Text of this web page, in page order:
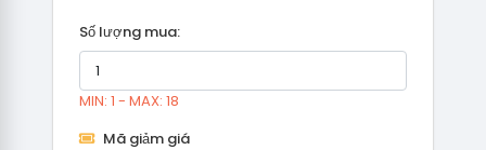
Số lượng mua:
MIN: 1 - MAX: 18
Mã giảm giá